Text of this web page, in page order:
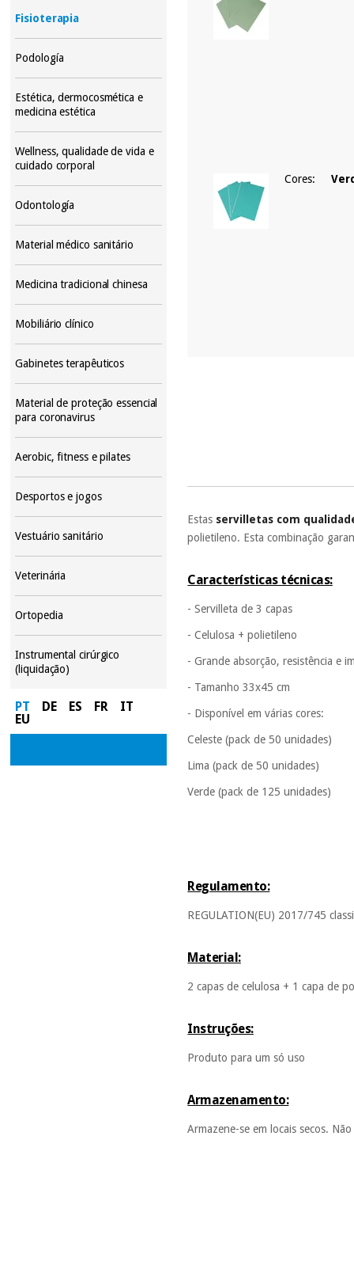
Fisioterapia
Podología
Estética, dermocosmética e
medicina estética
Wellness, qualidade de vida e
cuidado corporal
Odontología
Material médico sanitário
Medicina tradicional chinesa
Mobiliário clínico
Gabinetes terapêuticos
Material de proteção essencial
para coronavirus
Aerobic, fitness e pilates
Desportos e jogos
Vestuário sanitário
Veterinária
Ortopedia
Instrumental cirúrgico
(liquidação)
PT DE ES FR
IT
EU
Cores:
Estas servilletas com
polietileno. Esta combinação
Características técnicas:
- Servilleta de 3 capas
- Celulosa + polietileno
- Grande absorção, resistência e
- Tamanho 33x45 cm
- Disponível em várias cores:
Celeste (pack de 50 unidades)
Lima (pack de 50 unidades)
Verde (pack de 125 unidades)
Regulamento:
REGULATION(EU) 2017/745
Material:
2 capas de celulosa + 1 capa de
Instruções:
Produto para um só uso
Armazenamento:
Armazene-se em locais secos.